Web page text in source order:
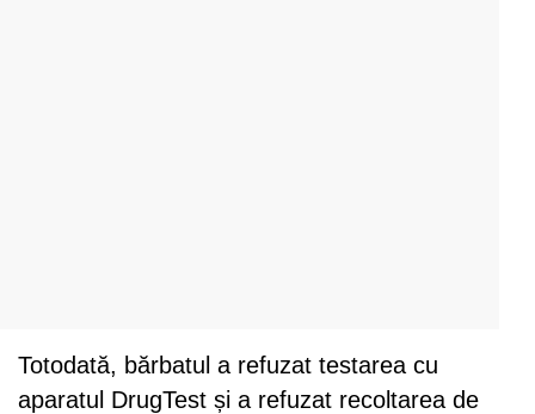
Totodată, bărbatul a refuzat testarea cu
aparatul DrugTest și a refuzat recoltarea de